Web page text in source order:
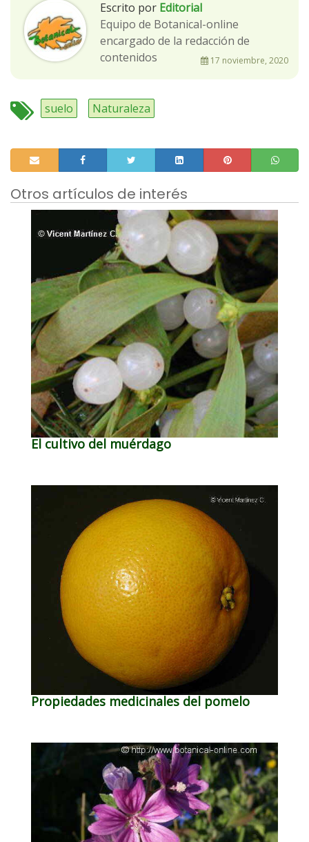
Escrito por Editorial
Equipo de Botanical-online
encargado de la redacción de
contenidos
17 noviembre, 2020
suelo Naturaleza
Otros artículos de interés
El cultivo del muérdago
Propiedades medicinales del pomelo